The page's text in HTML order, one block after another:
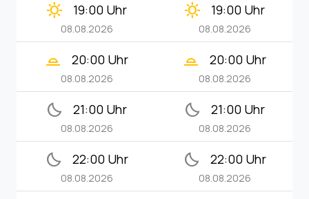
clear_day 19:00 Uhr
08.08.2026
clear_day 19:00 Uhr
08.08.2026
wb_twilight_2 20:00 Uhr
08.08.2026
wb_twilight_2 20:00 Uhr
08.08.2026
bedtime 21:00 Uhr
08.08.2026
bedtime 21:00 Uhr
08.08.2026
bedtime 22:00 Uhr
08.08.2026
bedtime 22:00 Uhr
08.08.2026